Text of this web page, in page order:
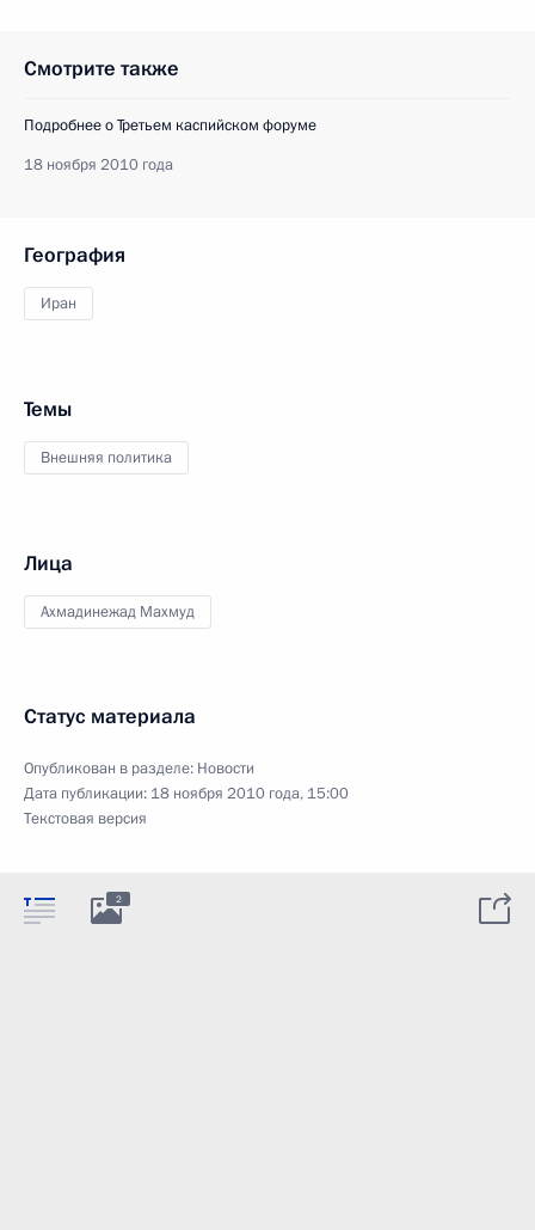
Смотрите также
Подробнее о Третьем каспийском форуме
18 ноября 2010 года
География
Иран
Темы
Внешняя политика
Лица
Ахмадинежад Махмуд
Статус материала
Опубликован в разделе: Новости
Дата публикации: 18 ноября 2010 года, 15:00
Текстовая версия
2